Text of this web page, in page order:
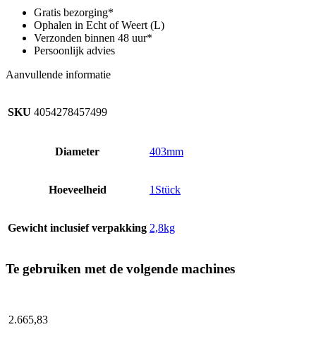
aantalGratis bezorging*
Ophalen in Echt of Weert (L)
Verzonden binnen 48 uur*
Persoonlijk advies
Aanvullende informatie
SKU 4054278457499
Diameter 403mm
Hoeveelheid 1Stück
Gewicht inclusief verpakking 2,8kg
Te gebruiken met de volgende machines
2.665,83